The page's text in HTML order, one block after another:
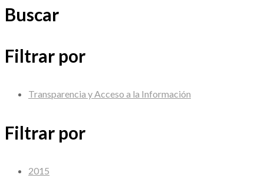
Buscar
Filtrar por
Transparencia y Acceso a la Información
Filtrar por
2015